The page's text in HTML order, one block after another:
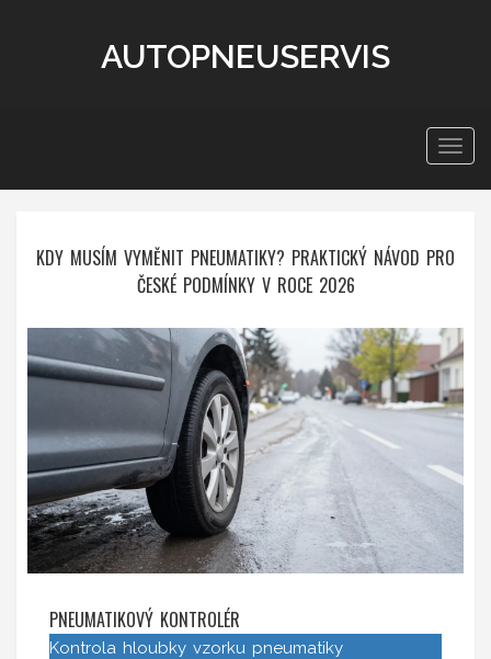
AUTOPNEUSERVIS
KDY MUSÍM VYMĚNIT PNEUMATIKY? PRAKTICKÝ NÁVOD PRO
ČESKÉ PODMÍNKY V ROCE 2026
PNEUMATIKOVÝ KONTROLÉR
Kontrola hloubky vzorku pneumatiky